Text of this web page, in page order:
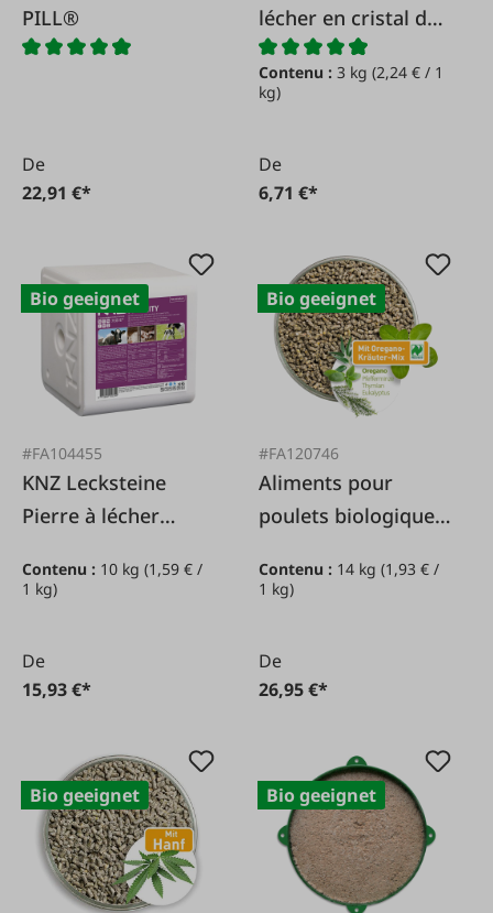
PILL®
De
22,91 €*
lécher en cristal de
roche
Contenu :3 kg(2,24 € / 1
kg)
De
6,71 €*
Bio geeignet
#FA104455
KNZ Lecksteine
Pierre à lécher
Fertilité, 10 kg
Contenu : 10 kg (1,59 € /
1 kg)
De
15,93 €*
Bio geeignet
#FA120746
Aliments pour
poulets biologiques
et d'herbes 14 kg
Contenu : 14 kg(1,93 € /
1 kg)
De
26,95 €*
Bio geeignet Bio geeignet